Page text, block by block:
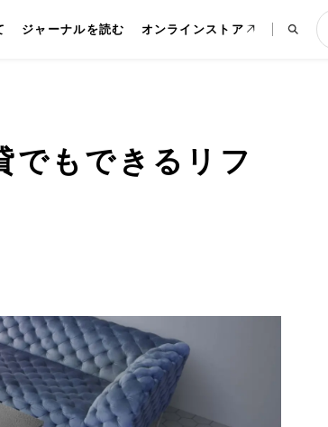
ジャーナルを読む オンラインストア
でもできるリフ